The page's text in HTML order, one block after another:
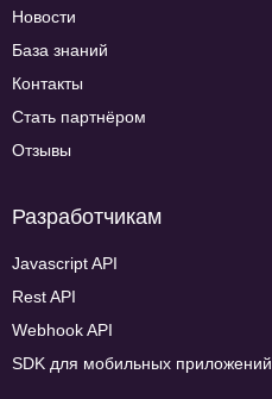
Новости
База знаний
Контакты
Стать партнёром
Отзывы
Разработчикам
Javascript API
Rest API
Webhook API
SDK для мобильных приложений